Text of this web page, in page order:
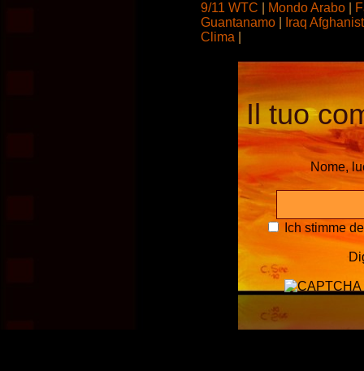
9/11 WTC Mondo Arabo
Guantanamo
Iraq
Clima
Il tuo
Nome,
Ich stimme